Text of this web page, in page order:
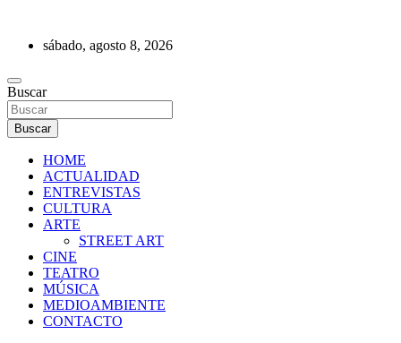
contenidosábado, agosto 8, 2026
REVISTA DE PRENSA
Buscar
Buscar
HOME
ACTUALIDAD
ENTREVISTAS
CULTURA
ARTE
STREET ART
CINE
TEATRO
MÚSICA
MEDIOAMBIENTE
CONTACTO